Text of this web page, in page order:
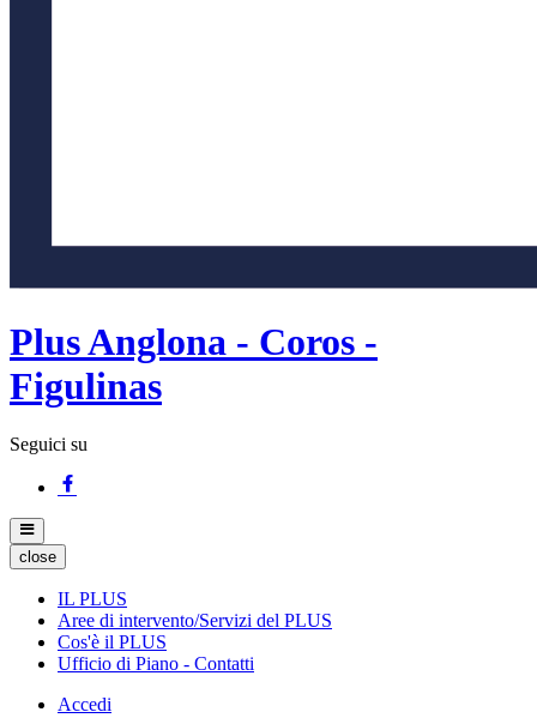
Plus Anglona - Coros -
Figulinas
Seguici su
close
IL PLUS
Aree di intervento/Servizi del PLUS
Cos'è il PLUS
Ufficio di Piano - Contatti
Accedi